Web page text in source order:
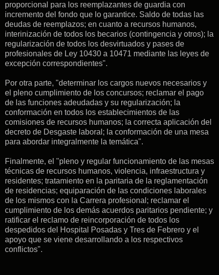
proporcional para los reemplazantes de guardia con
incremento del fondo que lo garantice. Saldo de todas las
deudas de reemplazos; en cuanto a recursos humanos,
interinización de todos los becarios (contingencia y otros); la
regularización de todos los desvirtuados y pases de
profesionales de Ley 10430 a 10471 mediante las leyes de
excepción correspondientes".
Por otra parte, "determinar los cargos nuevos necesarios y
el pleno cumplimiento de los concursos; reclamar el pago
de las funciones adeudadas y su regularización; la
conformación en todos los establecimientos de las
comisiones de recursos humanos; la correcta aplicación del
decreto de Desgaste laboral; la conformación de una mesa
para abordar integralmente la temática".
Finalmente, el "pleno y regular funcionamiento de las mesas
técnicas de recursos humanos, violencia, infraestructura y
residentes; tratamiento en la paritaria de la reglamentación
de residencias; equiparación de las condiciones laborales
de los mismos con la Carrera profesional; reclamar el
cumplimiento de los demás acuerdos paritarios pendiente; y
ratificar el reclamo de reincorporación de todos los
despedidos del Hospital Posadas y Tres de Febrero y el
apoyo que se viene desarrollando a los respectivos
conflictos".